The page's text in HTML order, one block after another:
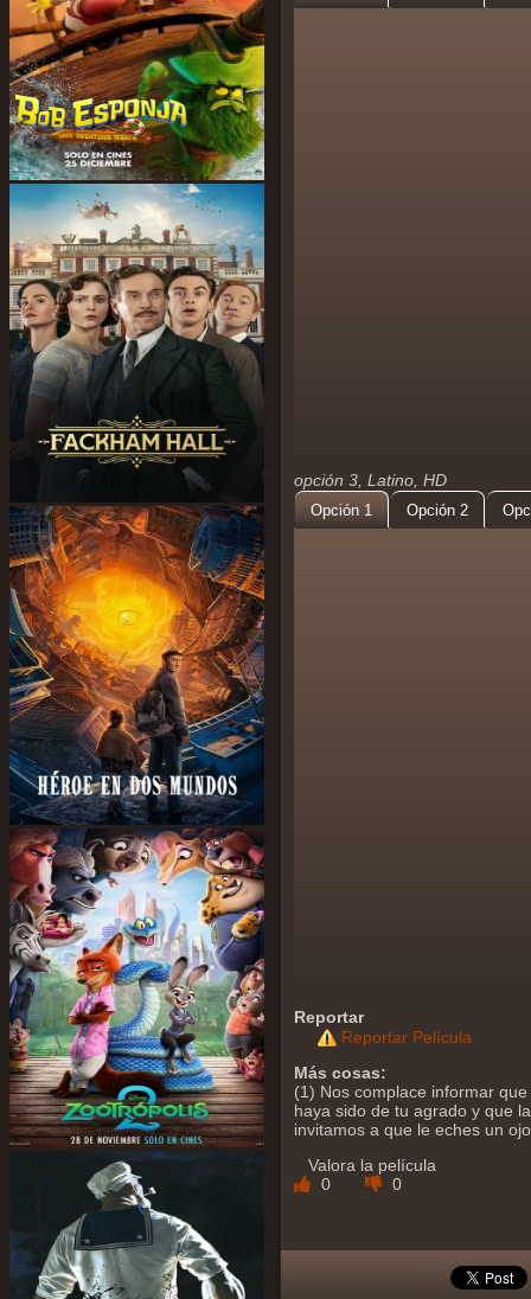
opción 3, Latino, HD
Opción 1 Opción 2
Reportar
Reportar Película
Más cosas:
(1) Nos complace informar
haya sido de tu agrado y que
invitamos a que le eches un
Valora la película
0
0